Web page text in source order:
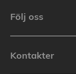
Följ oss
Kontakter